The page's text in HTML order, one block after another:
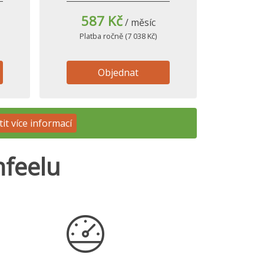
587 Kč/ měsíc
Platba ročně (7 038 Kč)
Objednat
více informací